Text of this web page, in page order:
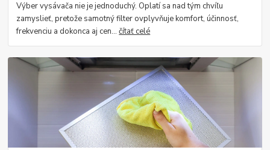
Výber vysávača nie je jednoduchý. Oplatí sa nad tým chvíľu
zamyslieť, pretože samotný filter ovplyvňuje komfort, účinnosť,
frekvenciu a dokonca aj cen...čítať celé